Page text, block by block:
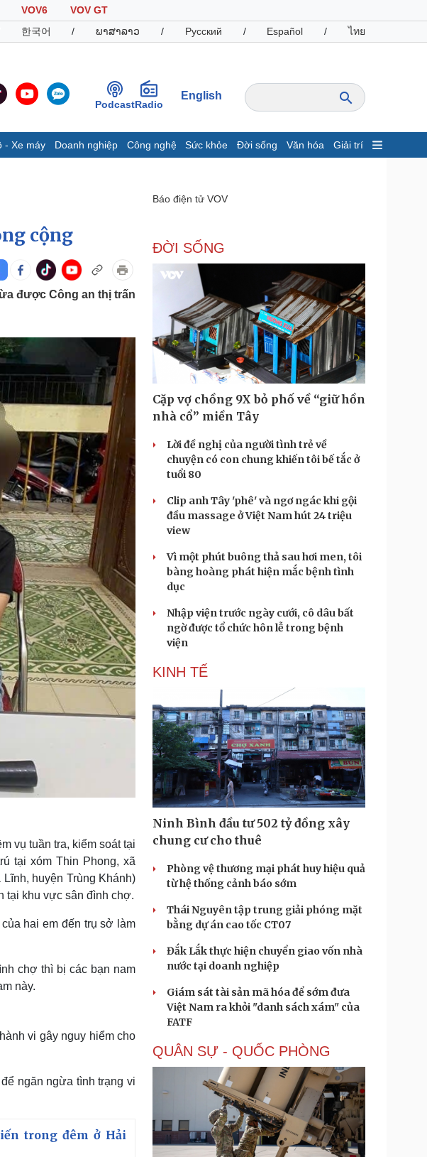
VOV6
VOV GT
한국어 / ພາສາລາວ / Русский / Español / ไทย
PodcastRadio
English
- Xe máy Doanh nghiệp Công nghệ Sức khỏe Đời sống Văn hóa Giải trí
Bất động sản
máy
Doanh nghiệp
Thông tin doanh nghiệp
Doanh nghiệp 24h
Doanh nhân
Vì cộng đồng
Công nghệ
Sành điệu
Tin Công nghệ
Trải nghiệm
Chuyển đổi số
Du lịch
Tư vấn
Săn Tour
check-in
Podcast
Câu chuyện thời sự
Cửa sổ tình yêu
Kể chuyện cho bé
cộng
được Công an thị trấn
vụ tuần tra, kiểm soát tại
tại xóm Thin Phong, xã
huyện Trùng Khánh)
tại khu vực sân đình chợ.
hai em đến trụ sở làm
chợ thì bị các bạn nam
này.
vi gây nguy hiểm cho
ngăn ngừa tình trạng vi
trong đêm ở Hải
Báo điện tử VOV
ĐỜI SỐNG
Cặp vợ chồng 9X bỏ phố về “giữ hồn
nhà cổ” miền Tây
Lời đề nghị của người tình trẻ về
chuyện có con chung khiến tôi bế tắc ở
tuổi 80
Clip anh Tây 'phê' và ngơ ngác khi gội
đầu massage ở Việt Nam hút 24 triệu
view
Vì một phút buông thả sau hơi men, tôi
bàng hoàng phát hiện mắc bệnh tình
dục
Nhập viện trước ngày cưới, cô dâu bất
ngờ được tổ chức hôn lễ trong bệnh
viện
KINH TẾ
Ninh Bình đầu tư 502 tỷ đồng xây
chung cư cho thuê
Phòng vệ thương mại phát huy hiệu quả
từ hệ thống cảnh báo sớm
Thái Nguyên tập trung giải phóng mặt
bằng dự án cao tốc CT07
Đắk Lắk thực hiện chuyển giao vốn nhà
nước tại doanh nghiệp
Giám sát tài sản mã hóa để sớm đưa
Việt Nam ra khỏi "danh sách xám" của
FATF
QUÂN SỰ - QUỐC PHÒNG